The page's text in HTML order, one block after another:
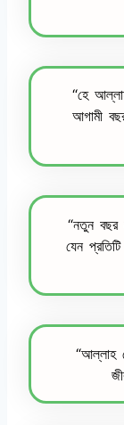
“হে
আগামী
“নতুন বছর
যেন
“আল্লাহ